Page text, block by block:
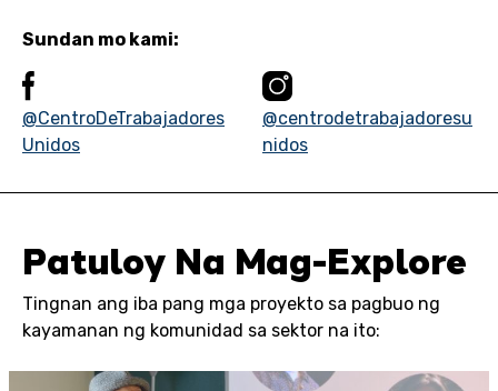
Sundan mo kami:
@CentroDeTrabajadores
Unidos
@centrodetrabajadoresu
nidos
Patuloy Na Mag-Explore
Tingnan ang iba pang mga proyekto sa pagbuo ng
kayamanan ng komunidad sa sektor na ito: